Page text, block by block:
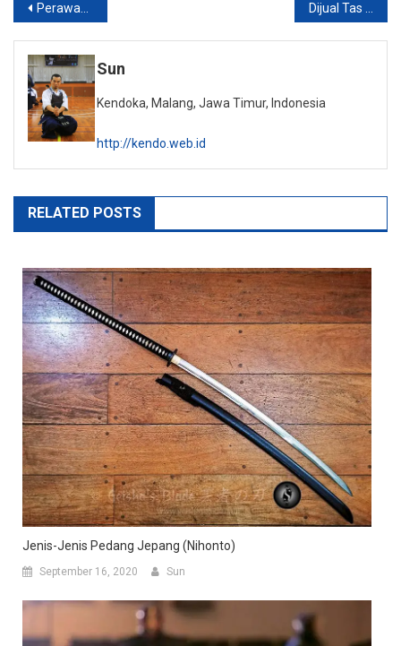
Post
navigation
Perawatan Bogu / Taking care (Maintenance) of your bogu Dijual Tas Shinai / Shinai Bag
Sun
Kendoka, Malang, Jawa Timur, Indonesia
http://kendo.web.id
RELATED POSTS
Jenis-Jenis Pedang Jepang (Nihonto)
September 16, 2020 Sun